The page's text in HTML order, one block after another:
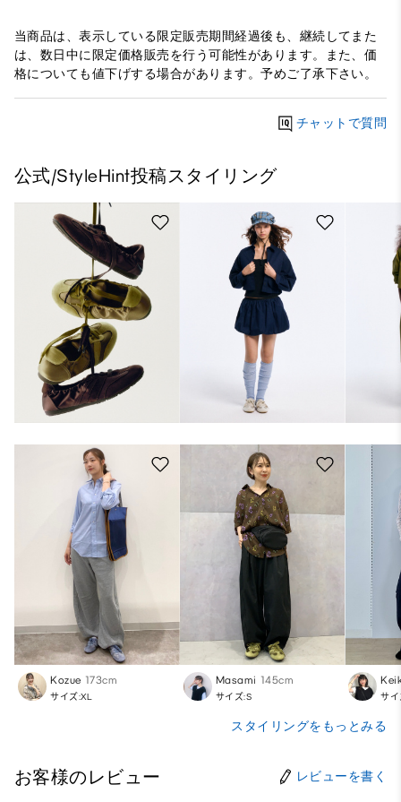
当商品は、表示している限定販売期間経過後も、継続してまた
は、数日中に限定価格販売を行う可能性があります。また、価
格についても値下げする場合があります。予めご了承下さい。
チャットで質問
公式/StyleHint投稿スタイリング
Kozue 173cm
サイズ:XL
Masami 145cm
サイズ:S サ
スタイリングをもっとみる
お客様のレビュー レビューを書く